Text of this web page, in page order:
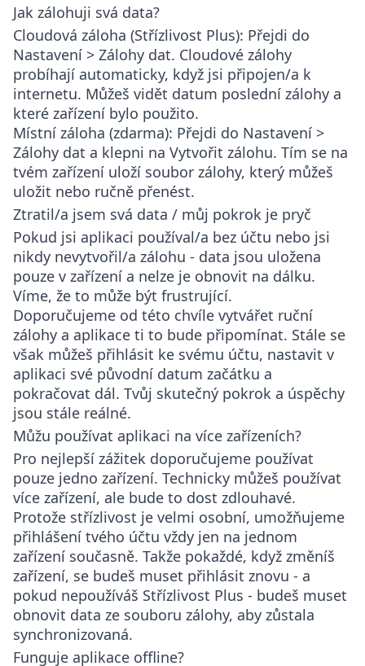
Jak zálohuji svá data?
Cloudová záloha (Střízlivost Plus): Přejdi do
Nastavení > Zálohy dat. Cloudové zálohy
probíhají automaticky, když jsi připojen/a k
internetu. Můžeš vidět datum poslední zálohy a
které zařízení bylo použito.
Místní záloha (zdarma): Přejdi do Nastavení >
Zálohy dat a klepni na Vytvořit zálohu. Tím se na
tvém zařízení uloží soubor zálohy, který můžeš
uložit nebo ručně přenést.
Ztratil/a jsem svá data / můj pokrok je pryč
Pokud jsi aplikaci používal/a bez účtu nebo jsi
nikdy nevytvořil/a zálohu - data jsou uložena
pouze v zařízení a nelze je obnovit na dálku.
Víme, že to může být frustrující.
Doporučujeme od této chvíle vytvářet ruční
zálohy a aplikace ti to bude připomínat. Stále se
však můžeš přihlásit ke svému účtu, nastavit v
aplikaci své původní datum začátku a
pokračovat dál. Tvůj skutečný pokrok a úspěchy
jsou stále reálné.
Můžu používat aplikaci na více zařízeních?
Pro nejlepší zážitek doporučujeme používat
pouze jedno zařízení. Technicky můžeš používat
více zařízení, ale bude to dost zdlouhavé.
Protože střízlivost je velmi osobní, umožňujeme
přihlášení tvého účtu vždy jen na jednom
zařízení současně. Takže pokaždé, když změníš
zařízení, se budeš muset přihlásit znovu - a
pokud nepoužíváš Střízlivost Plus - budeš muset
obnovit data ze souboru zálohy, aby zůstala
synchronizovaná.
Funguje aplikace offline?